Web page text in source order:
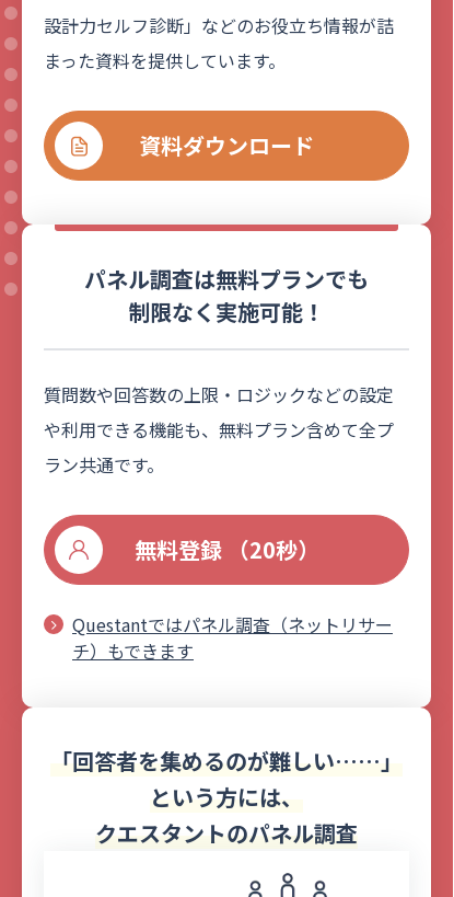
設計力セルフ診断」などのお役立ち情報が詰
まった資料を提供しています。
資料ダウンロード
パネル調査は無料プランでも
制限なく実施可能！
質問数や回答数の上限・ロジックなどの設定
や利用できる機能も、無料プラン含めて全プ
ラン共通です。
無料登録 （20秒）
Questantではパネル調査（ネットリサー
チ）もできます
「回答者を集めるのが難しい……」
という方には、
クエスタントのパネル調査